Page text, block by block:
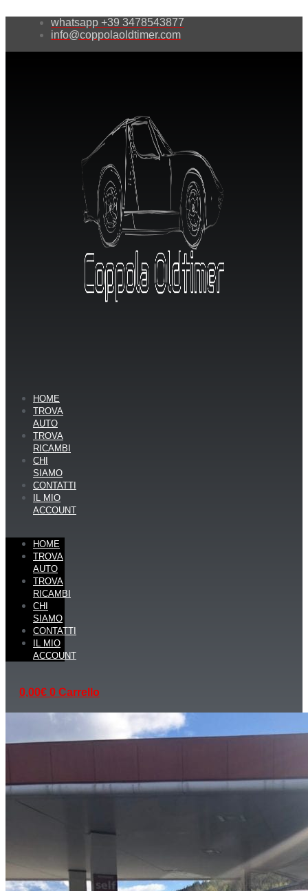
whatsapp +39 3478543877
info@coppolaoldtimer.com
HOME
TROVA
AUTO
TROVA
RICAMBI
CHI
SIAMO
CONTATTI
IL MIO
ACCOUNT
HOME
TROVA
AUTO
TROVA
RICAMBI
CHI
SIAMO
CONTATTI
IL MIO
ACCOUNT
0,00€ 0 Carrello